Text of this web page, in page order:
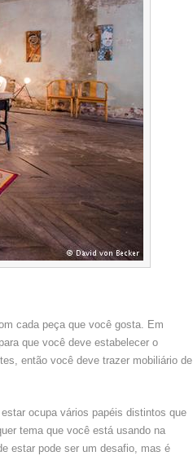
cada peça que você gosta. Em
que você deve estabelecer o
então você deve trazer mobiliário de
ocupa vários papéis distintos que
tema que você está usando na
estar pode ser um desafio, mas é